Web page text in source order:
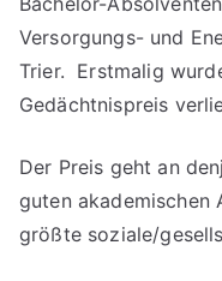
den
Stahl-
Versorgungs- und
Trier. Erstmalig
Gedächtnispreis
Der Preis geht an
guten akademischen
größte soziale/